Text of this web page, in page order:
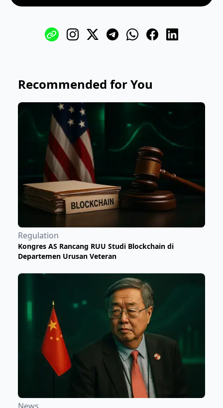
Recommended for You
Regulation
Kongres AS Rancang RUU Studi Blockchain di
Departemen Urusan Veteran